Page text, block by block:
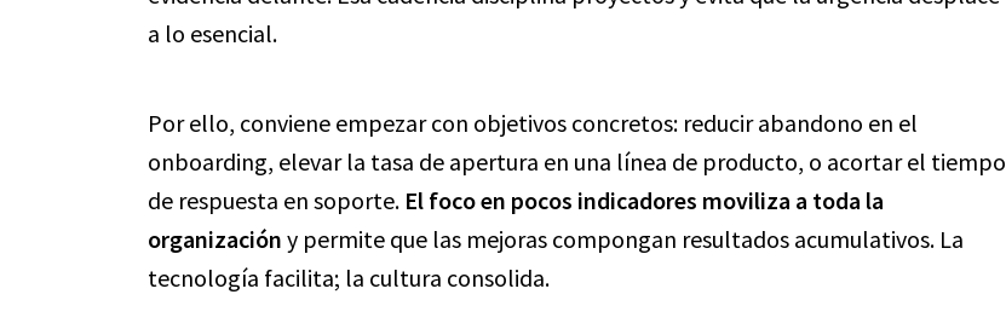
a lo esencial.
Por ello, conviene empezar con objetivos concretos: reducir abandono en el
onboarding, elevar la tasa de apertura en una línea de producto, o acortar el tiempo
de respuesta en soporte. El foco en pocos indicadores moviliza a toda la
organización y permite que las mejoras compongan resultados acumulativos. La
tecnología facilita; la cultura consolida.